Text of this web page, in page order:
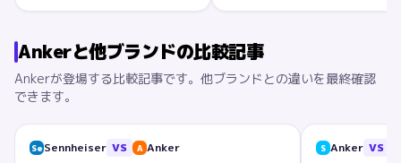
Ankerと他ブランドの比較記事
Ankerが登場する比較記事です。他ブランドとの違いを最終確認
できます。
Se Sennheiser VS A Anker S Anker VS